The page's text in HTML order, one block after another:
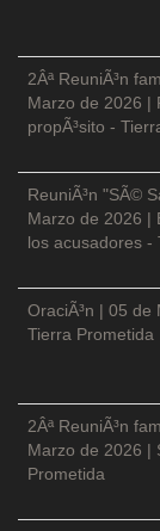
2Âª ReuniÃ³n
Marzo de 2026 |
propÃ³sito -
ReuniÃ³n "SÃ©
Marzo de 2026 |
los acusadores -
OraciÃ³n | 05 de
Tierra Prometida
2Âª ReuniÃ³n
Marzo de 2026 |
Prometida